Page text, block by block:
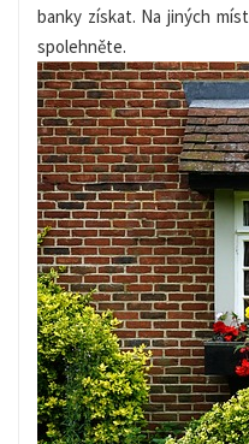
banky získat. Na jiných
spolehněte.